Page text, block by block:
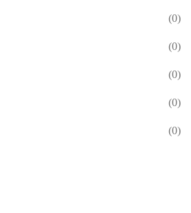
(0)
(0)
(0)
(0)
(0)